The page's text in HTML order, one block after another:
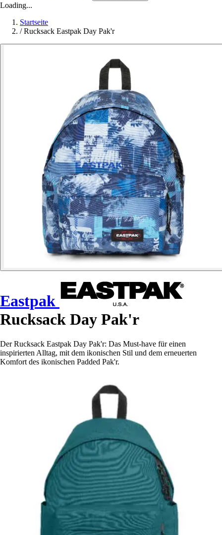
Loading...
Startseite
/ Rucksack Eastpak Day Pak'r
Eastpak
Rucksack Day Pak'r
Der Rucksack Eastpak Day Pak'r: Das Must-have für einen
inspirierten Alltag, mit dem ikonischen Stil und dem erneuerten
Komfort des ikonischen Padded Pak'r.